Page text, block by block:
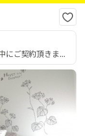
にご契約頂きま...